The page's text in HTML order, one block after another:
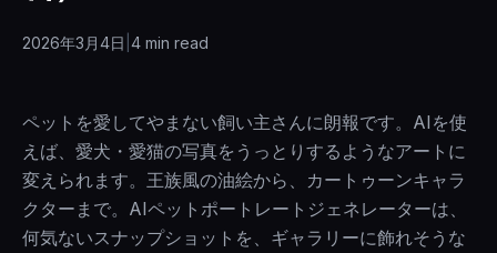
2026年3月4日 4 min read
ペットを愛してやまない飼い主さんに朗報です。AIを使
えば、愛犬・愛猫の写真をうっとりするようなアートに
変えられます。王族風の油絵から、カートゥーンキャラ
クターまで。AIペットポートレートジェネレーターは、
何気ないスナップショットを、ギャラリーに飾れそうな